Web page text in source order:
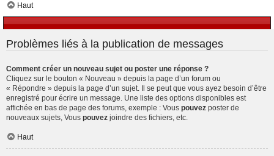
Haut
Problèmes liés à la publication de messages
Comment créer un nouveau sujet ou poster une réponse ?
Cliquez sur le bouton « Nouveau » depuis la page d’un forum ou
« Répondre » depuis la page d’un sujet. Il se peut que vous ayez besoin d’être
enregistré pour écrire un message. Une liste des options disponibles est
affichée en bas de page des forums, exemple : Vous pouvez poster de
nouveaux sujets, Vous pouvez joindre des fichiers, etc.
Haut